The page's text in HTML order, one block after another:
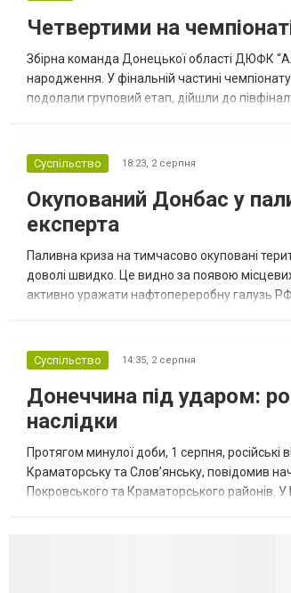
Четвертими на
Збірна команда Донецької області ДЮФК
народження. У фінальній частині
подолали груповий етап, дійшли до
Суспільство 18:23, 2 серпня
Окупований Донбас у
експерта
Паливна криза на тимчасово окуповані
доволі швидко. Це видно за появою
активно уражати нафтопереробну галузь
Суспільство 14:35, 2 серпня
Донеччина під ударом:
наслідки
Протягом минулої доби, 1 серпня, російські
Краматорську та Слов’янську, повідомив
Покровського та Краматорського районів.